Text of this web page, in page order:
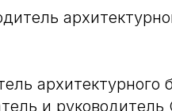
архитектурного
и руководитель